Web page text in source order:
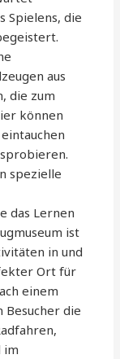
Spielens, die
aus
die zum
können
spezielle
das Lernen
ist
in und
Ort für
einem
Besucher die
im